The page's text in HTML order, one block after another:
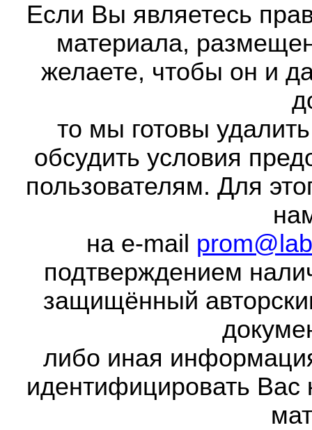
Если Вы являетесь
материала,
желаете, чтобы он и
то мы готовы
обсудить условия
пользователям. Для
на e-mail
подтверждением
защищённый
либо иная
идентифицировать Вас